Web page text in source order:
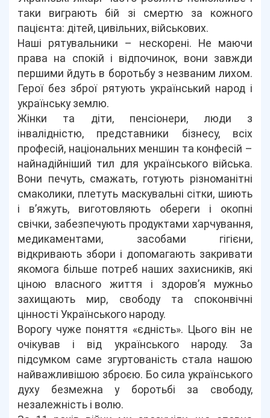
таки виграють бій зі смертю за кожного
пацієнта: дітей, цивільних, військових.
Наші рятувальники – нескорені. Не маючи
права на спокій і відпочинок, вони завжди
першими йдуть в боротьбу з незваним лихом.
Герої без зброї рятують український народ і
українську землю.
Жінки та діти, пенсіонери, люди з
інвалідністю, представники бізнесу, всіх
професій, національних меншин та конфесій –
найнадійніший тил для українського війська.
Вони печуть, смажать, готують різноманітні
смаколики, плетуть маскувальні сітки, шиють
і в’яжуть, виготовляють обереги і окопні
свічки, забезпечують продуктами харчування,
медикаментами, засобами гігієни,
відкривають збори і допомагають закривати
якомога більше потреб наших захисників, які
ціною власного життя і здоров’я мужньо
захищають мир, свободу та споконвічні
цінності Українського народу.
Ворогу чуже поняття «єдність». Цього він не
очікував і від українського народу. За
підсумком саме згуртованість стала нашою
найважливішою зброєю. Бо сила українського
духу безмежна у боротьбі за свободу,
незалежність і волю.